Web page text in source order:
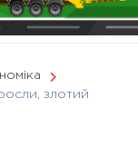
злотий